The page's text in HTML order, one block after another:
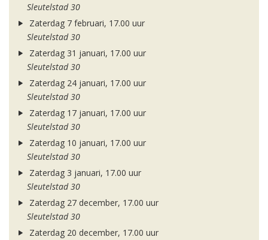
Sleutelstad 30
Zaterdag 7 februari, 17.00 uur
Sleutelstad 30
Zaterdag 31 januari, 17.00 uur
Sleutelstad 30
Zaterdag 24 januari, 17.00 uur
Sleutelstad 30
Zaterdag 17 januari, 17.00 uur
Sleutelstad 30
Zaterdag 10 januari, 17.00 uur
Sleutelstad 30
Zaterdag 3 januari, 17.00 uur
Sleutelstad 30
Zaterdag 27 december, 17.00 uur
Sleutelstad 30
Zaterdag 20 december, 17.00 uur